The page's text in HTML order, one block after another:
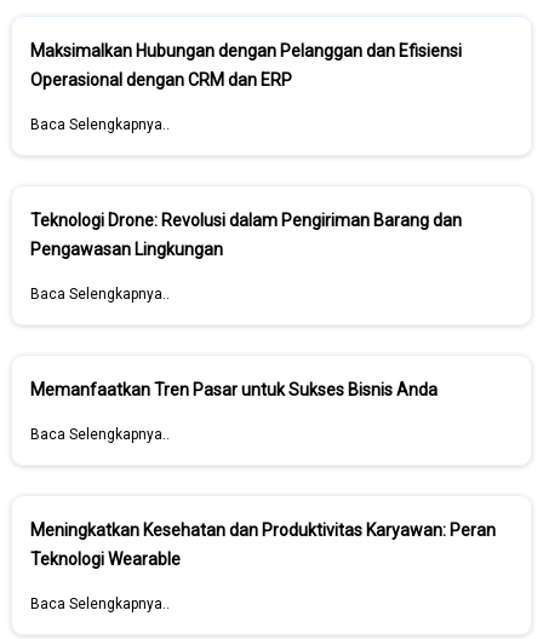
Maksimalkan Hubungan dengan Pelanggan dan Efisiensi
Operasional dengan CRM dan ERP
Baca Selengkapnya..
Teknologi Drone: Revolusi dalam Pengiriman Barang dan
Pengawasan Lingkungan
Baca Selengkapnya..
Memanfaatkan Tren Pasar untuk Sukses Bisnis Anda
Baca Selengkapnya..
Meningkatkan Kesehatan dan Produktivitas Karyawan: Peran
Teknologi Wearable
Baca Selengkapnya..